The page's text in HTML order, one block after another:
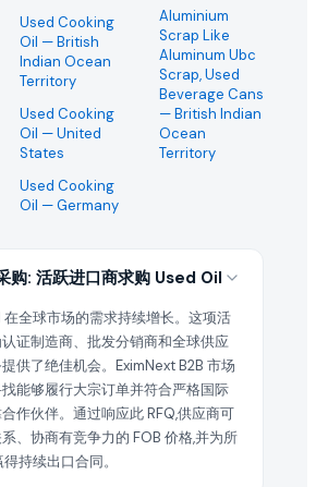
Used Cooking
Oil — British
Indian Ocean
Territory
Used Cooking
Oil — United
States
Used Cooking
Oil — Germany
Aluminium
Scrap Like
Aluminum Ubc
Scrap, Used
Beverage Cans
— British Indian
Ocean
Territory
购: 活跃进口商求购 Used Oil
全球市场的需求持续增长。这项活
证制造商、批发分销商和全球供应
供了绝佳机会。EximNext B2B 市场
能够履行大宗订单并符合严格国际
作伙伴。通过响应此 RFQ,供应商可
、协商有竞争力的 FOB 价格,并为所
持续出口合同。